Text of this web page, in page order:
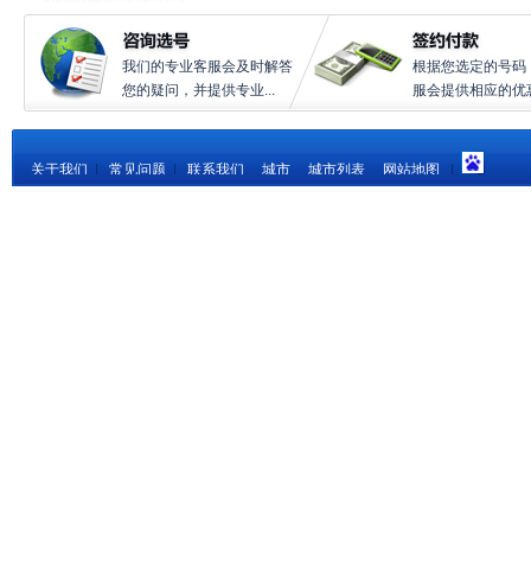
我们的专业客服会及时解答
您的疑问，并提供专业...
根据您选定的号码
服会提供相应的优
关于我们 常见问题 联系我们 城市 城市列表 网站地图